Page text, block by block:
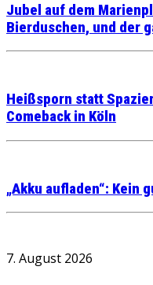
Jubel auf dem
Bierduschen, und der
Heißsporn statt
Comeback in Köln
„Akku aufladen“: Kein
7. August 2026